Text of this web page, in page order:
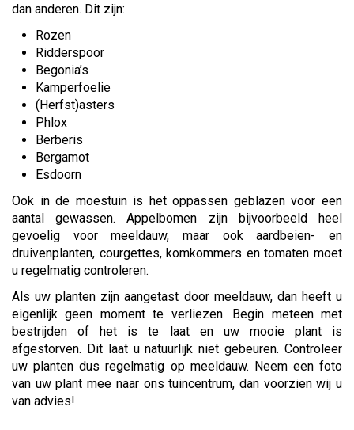
dan anderen. Dit zijn:
Rozen
Ridderspoor
Begonia’s
Kamperfoelie
(Herfst)asters
Phlox
Berberis
Bergamot
Esdoorn
Ook in de moestuin is het oppassen geblazen voor een
aantal gewassen. Appelbomen zijn bijvoorbeeld heel
gevoelig voor meeldauw, maar ook aardbeien- en
druivenplanten, courgettes, komkommers en tomaten moet
u regelmatig controleren.
Als uw planten zijn aangetast door meeldauw, dan heeft u
eigenlijk geen moment te verliezen. Begin meteen met
bestrijden of het is te laat en uw mooie plant is
afgestorven. Dit laat u natuurlijk niet gebeuren. Controleer
uw planten dus regelmatig op meeldauw. Neem een foto
van uw plant mee naar ons tuincentrum, dan voorzien wij u
van advies!